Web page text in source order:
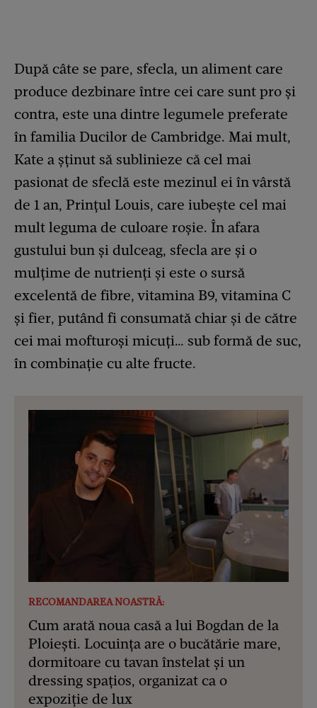
După câte se pare, sfecla, un aliment care
produce dezbinare între cei care sunt pro și
contra, este una dintre legumele preferate
în familia Ducilor de Cambridge. Mai mult,
Kate a șținut să sublinieze că cel mai
pasionat de sfeclă este mezinul ei în vârstă
de 1 an, Prințul Louis, care iubește cel mai
mult leguma de culoare roșie. În afara
gustului bun și dulceag, sfecla are și o
mulțime de nutrienți și este o sursă
excelentă de fibre, vitamina B9, vitamina C
și fier, putând fi consumată chiar și de către
cei mai mofturoși micuți… sub formă de suc,
în combinație cu alte fructe.
RECOMANDAREA NOASTRĂ:
Cum arată noua casă a lui Bogdan de la
Ploiești. Locuința are o bucătărie mare,
dormitoare cu tavan înstelat și un
dressing spațios, organizat ca o
expoziție de lux